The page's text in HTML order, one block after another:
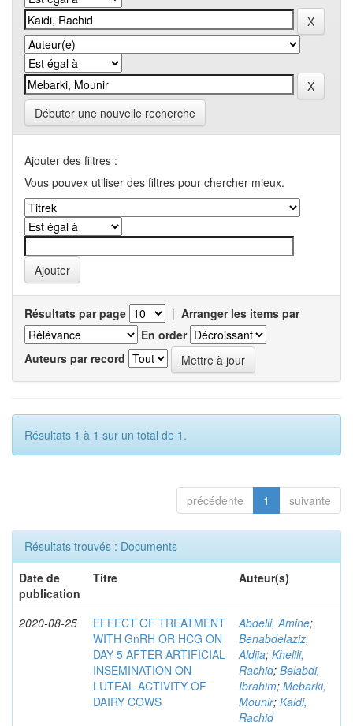
Débuter une nouvelle recherche
Ajouter des filtres :
Vous pouvex utiliser des filtres pour chercher mieux.
Résultats par page | Arranger les items par
En order
Auteurs par record
Résultats 1 à 1 sur un total de 1.
précédente 1 suivante
Résultats trouvés : Documents
Date de
publication
Titre Auteur(s)
2020-08-25
EFFECT OF TREATMENT
WITH GnRH OR HCG ON
DAY 5 AFTER ARTIFICIAL
INSEMINATION ON
LUTEAL ACTIVITY OF
DAIRY COWS
Abdelli, Amine;
Benabdelaziz,
Aldjia; Khelili,
Rachid; Belabdi,
Ibrahim; Mebarki,
Mounir; Kaidi,
Rachid